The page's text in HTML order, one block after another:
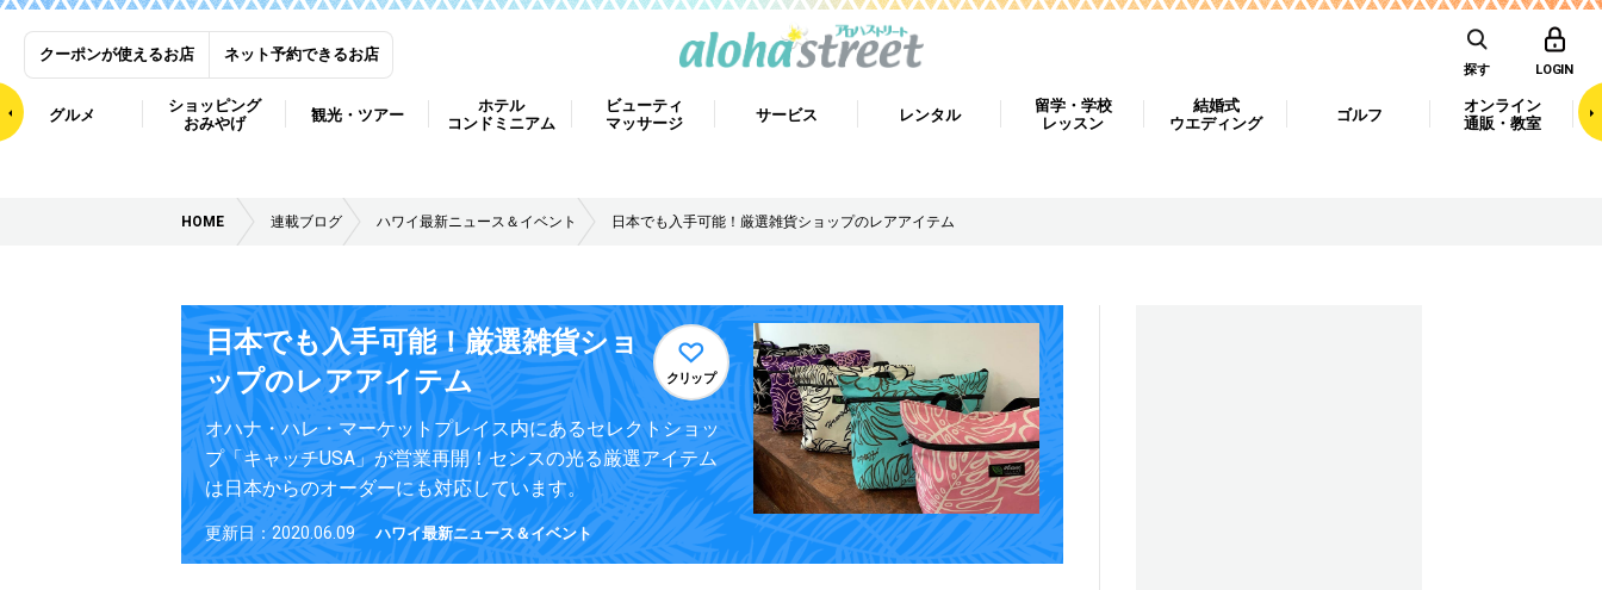
クーポンが使えるお店 ネット予約できるお店
探す LOGIN
グルメ
ショッピング
おみやげ
観光・ツアー
ホテル
コンドミニアム
ビューティ
マッサージ
サービス レンタル
留学・学校
レッスン
結婚式
ウエディング
ゴルフ
オンライン
通販・教室
HOME 連載ブログ ハワイ最新ニュース＆イベント 日本でも入手可能！厳選雑貨ショップのレアアイテム
日本でも入手可能！厳選雑貨ショ
ップのレアアイテム
クリップ
オハナ・ハレ・マーケットプレイス内にあるセレクトショッ
プ「キャッチUSA」が営業再開！センスの光る厳選アイテム
は日本からのオーダーにも対応しています。
更新日：2020.06.09 ハワイ最新ニュース＆イベント